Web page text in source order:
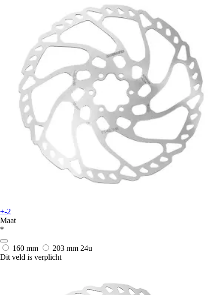
+-2
Maat
*
160 mm 203 mm 24u
Dit veld is verplicht